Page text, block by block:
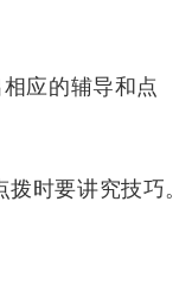
应的辅导和点
时要讲究技巧。